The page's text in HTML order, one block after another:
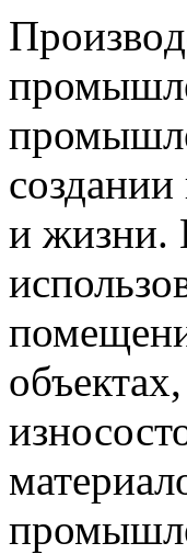
и жизни.